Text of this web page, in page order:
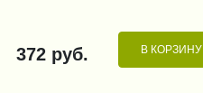
372 руб. В КОРЗИНУ